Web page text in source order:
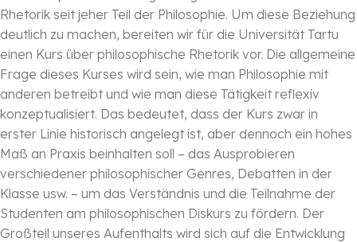
Rhetorik seit jeher Teil der Philosophie. Um diese Beziehung
deutlich zu machen, bereiten wir für die Universität Tartu
einen Kurs über philosophische Rhetorik vor. Die allgemeine
Frage dieses Kurses wird sein, wie man Philosophie mit
anderen betreibt und wie man diese Tätigkeit reflexiv
konzeptualisiert. Das bedeutet, dass der Kurs zwar in
erster Linie historisch angelegt ist, aber dennoch ein hohes
Maß an Praxis beinhalten soll – das Ausprobieren
verschiedener philosophischer Genres, Debatten in der
Klasse usw. – um das Verständnis und die Teilnahme der
Studenten am philosophischen Diskurs zu fördern. Der
Großteil unseres Aufenthalts wird sich auf die Entwicklung